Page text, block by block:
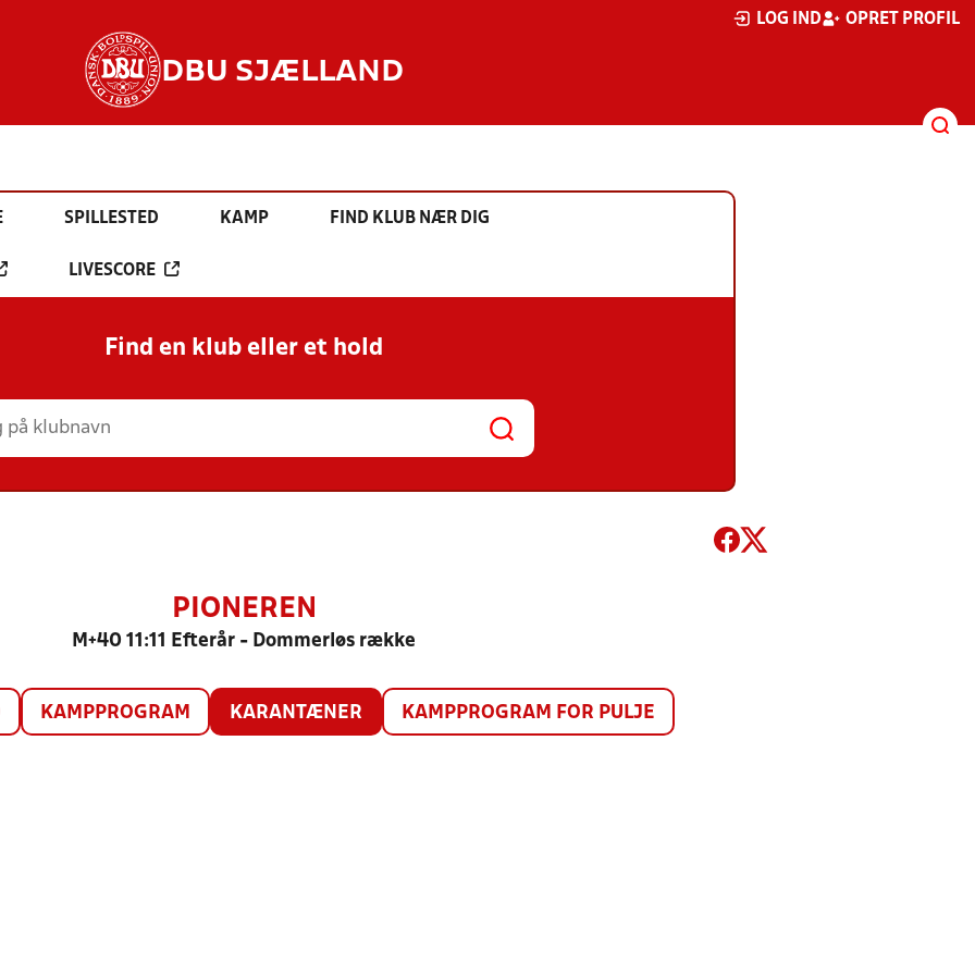
LOG IND OPRET PROFIL
DBU SJÆLLAND
SPILLESTED KAMP FIND KLUB NÆR DIG
LIVESCORE
Find en klub eller et hold
PIONEREN
M+40 11:11 Efterår - Dommerløs række
KAMPPROGRAM KARANTÆNER KAMPPROGRAM FOR PULJE